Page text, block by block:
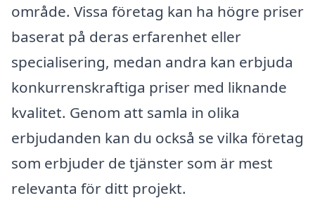
område. Vissa företag kan ha högre priser
baserat på deras erfarenhet eller
specialisering, medan andra kan erbjuda
konkurrenskraftiga priser med liknande
kvalitet. Genom att samla in olika
erbjudanden kan du också se vilka företag
som erbjuder de tjänster som är mest
relevanta för ditt projekt.